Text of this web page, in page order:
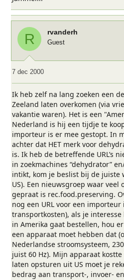
R rvanderh
Guest
7 dec 2000
Ik heb zelf na lang zoeken een
Zeeland laten overkomen (via
vakantie waren). Het is een
Nederland is hij een tijdje te
importeur is er mee gestopt. In
achter dat HET merk voor
is. Ik heb de betreffende URL’s
in zoekmachines “dehydrator”
intikt, kom je beslist bij de juiste
US). Een nieuwsgroep waar
gepraat is rec.food.preserving.
nog een URL voor een
transportkosten), als je
in Amerika gaat bestellen, hou
een apparaat moet hebben dat
Nederlandse stroomsysteem,
juist 60 Hz). Mijn apparaat
laten opsturen uit US moet je
bedrag aan transport-, invoer-